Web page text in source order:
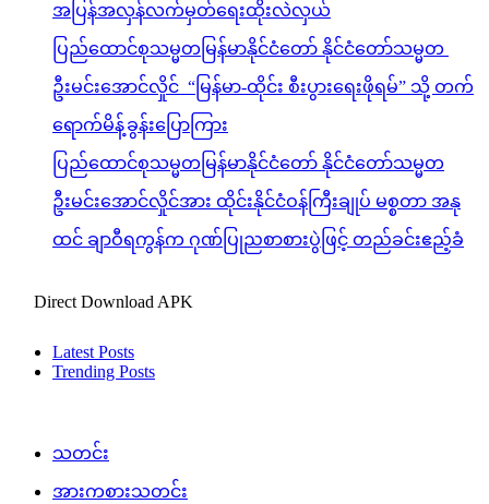
အပြန်အလှန်လက်မှတ်ရေးထိုးလဲလှယ်
ပြည်ထောင်စုသမ္မတမြန်မာနိုင်ငံတော် နိုင်ငံတော်သမ္မတ
ဦးမင်းအောင်လှိုင် “မြန်မာ-ထိုင်း စီးပွားရေးဖိုရမ်” သို့ တက်
ရောက်မိန့်ခွန်းပြောကြား
ပြည်ထောင်စုသမ္မတမြန်မာနိုင်ငံတော် နိုင်ငံတော်သမ္မတ
ဦးမင်းအောင်လှိုင်အား ထိုင်းနိုင်ငံဝန်ကြီးချုပ် မစ္စတာ အနု
ထင် ချာဝီရကွန်က ဂုဏ်ပြုညစာစားပွဲဖြင့် တည်ခင်းဧည့်ခံ
Direct Download APK
Latest Posts
Trending Posts
သတင်း
အားကစားသတင်း